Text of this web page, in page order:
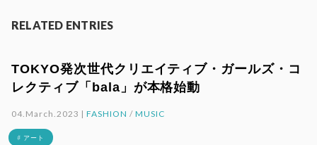
RELATED ENTRIES
TOKYO発次世代クリエイティブ・ガールズ・コ
レクティブ「bala」が本格始動
04.March.2023 |FASHION / MUSIC
# アート